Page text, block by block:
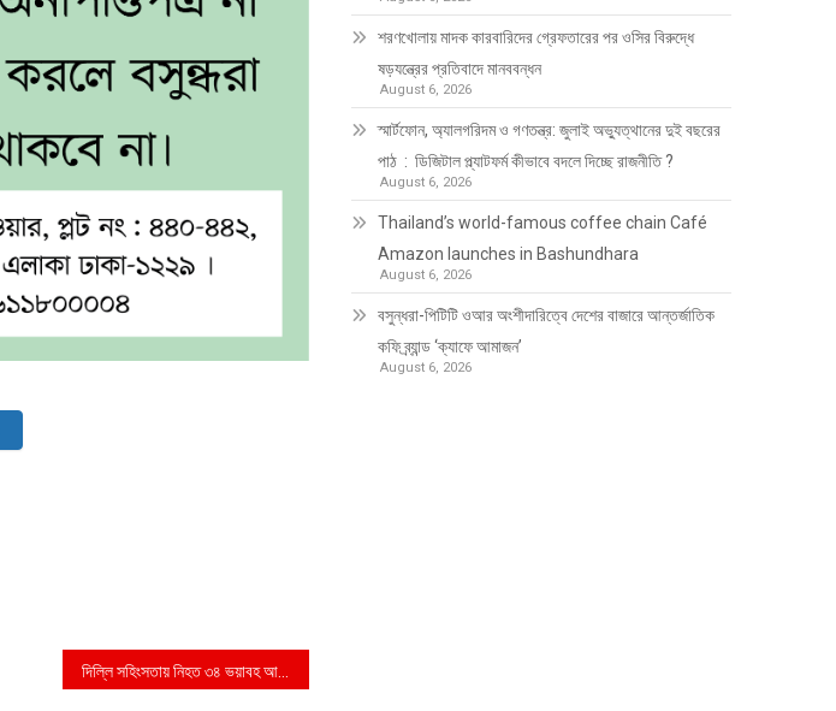
দিল্লি সহিংসতায় নিহত ৩৪ ভয়াবহ আতঙ্কে মুসলিমরা
শরণখোলায় মাদক কারবারিদের গ্রেফতারের পর ওসির বিরুদ্ধে
ষড়যন্ত্রের প্রতিবাদে মানববন্ধন
August 6, 2026
স্মার্টফোন, অ্যালগরিদম ও গণতন্ত্র: জুলাই অভ্যুত্থানের দুই বছরের
পাঠ : ডিজিটাল প্ল্যাটফর্ম কীভাবে বদলে দিচ্ছে রাজনীতি ?
August 6, 2026
Thailand’s world-famous coffee chain Café
Amazon launches in Bashundhara
August 6, 2026
বসুন্ধরা-পিটিটি ওআর অংশীদারিত্বে দেশের বাজারে আন্তর্জাতিক
কফি ব্র্যান্ড ‘ক্যাফে আমাজন’
August 6, 2026